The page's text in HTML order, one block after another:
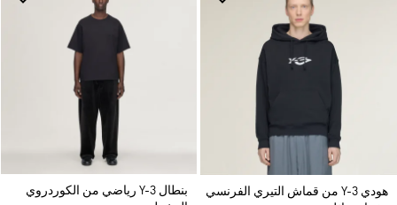
هودي Y-3 من قماش التيري الفرنسي
بنطال Y-3 رياضي من الكوردروي